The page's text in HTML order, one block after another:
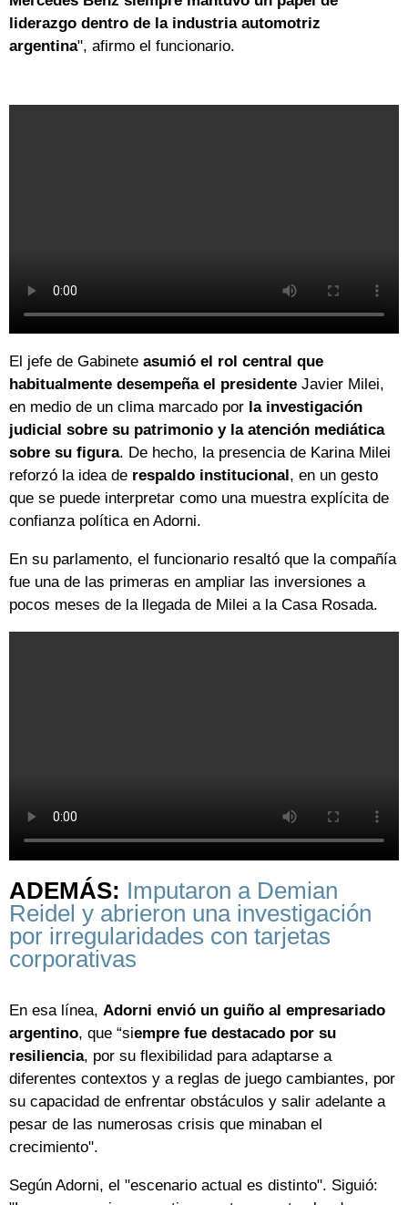
liderazgo dentro de la industria automotriz
argentina", afirmo el funcionario.
El jefe de Gabinete asumió el rol central que
habitualmente desempeña el presidente Javier Milei,
en medio de un clima marcado por la investigación
judicial sobre su patrimonio y la atención mediática
sobre su figura. De hecho, la presencia de Karina Milei
reforzó la idea de respaldo institucional, en un gesto
que se puede interpretar como una muestra explícita de
confianza política en Adorni.
En su parlamento, el funcionario resaltó que la compañía
fue una de las primeras en ampliar las inversiones a
pocos meses de la llegada de Milei a la Casa Rosada.
ADEMÁS: Imputaron a Demian
Reidel y abrieron una investigación
por irregularidades con tarjetas
corporativas
En esa línea, Adorni envió un guiño al empresariado
argentino, que “siempre fue destacado por su
resiliencia, por su flexibilidad para adaptarse a
diferentes contextos y a reglas de juego cambiantes, por
su capacidad de enfrentar obstáculos y salir adelante a
pesar de las numerosas crisis que minaban el
crecimiento".
Según Adorni, el "escenario actual es distinto". Siguió: